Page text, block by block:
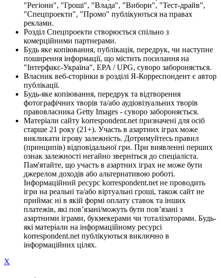
"Регіони", "Гроші", "Влада", "Вибори", "Тест-драйв",
"Спецпроекти", "Промо" публікуються на правах
реклами.
Розділ Спецпроекти створюється спільно з
комерційними партнерами.
Будь яке копіювання, публікація, передрук, чи наступне
поширення інформації, що містить посилання на
"Інтерфакс-Україна", EPA / UPG, суворо забороняється.
Власник веб-сторінки в розділі Я-Корреспондент є автор
публікації.
Будь-яке копіювання, передрук та відтворення
фотографічних творів та/або аудіовізуальних творів
правовласника Getty Images - суворо забороняється.
Матеріали сайту korrespondent.net призначені для осіб
старше 21 року (21+). Участь в азартних іграх може
викликати ігрову залежність. Дотримуйтесь правил
(принципів) відповідальної гри. При виявленні перших
ознак залежності негайно зверніться до спеціаліста.
Пам'ятайте, що участь в азартних іграх не може бути
джерелом доходів або альтернативою роботі.
Інформаційний ресурс korrespondent.net не проводить
ігри на реальні та/або віртуальні гроші, також сайт не
приймає ні в якій формі оплату ставок та інших
платежів, які пов’язані/можуть бути пов’язані з
азартними іграми, букмекерами чи тоталізаторами. Будь-
які матеріали на інформаційному ресурсі
korrespondent.net публікуються виключно в
інформаційних цілях.
X